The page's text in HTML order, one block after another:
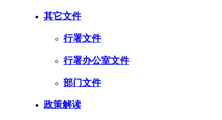
其它文件
行署文件
行署办公室文件
部门文件
政策解读